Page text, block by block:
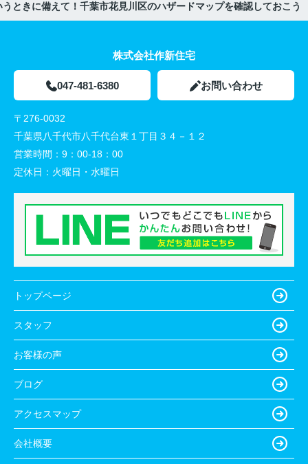
うときに備えて！千葉市花見川区のハザードマップを確認しておこう
株式会社作新住宅
047-481-6380 お問い合わせ
〒276-0032
千葉県八千代市八千代台東１丁目３４－１２
営業時間： 9：00-18：00
定休日： 火曜日・水曜日
トップページ
スタッフ
お客様の声
ブログ
アクセスマップ
会社概要